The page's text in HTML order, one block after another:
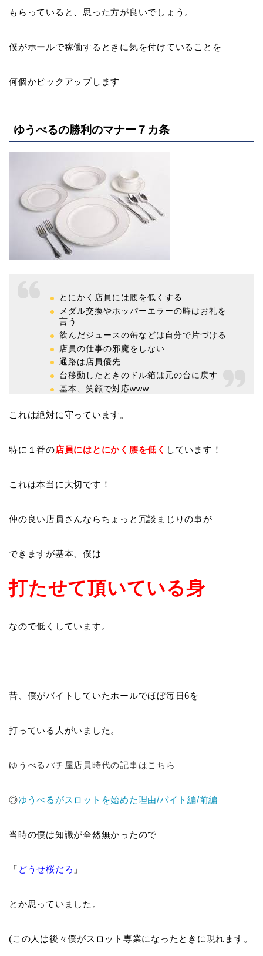
もらっていると、思った方が良いでしょう。
僕がホールで稼働するときに気を付けていることを
何個かピックアップします
ゆうべるの勝利のマナー７カ条
とにかく店員には腰を低くする
メダル交換やホッパーエラーの時はお礼を
言う
飲んだジュースの缶などは自分で片づける
店員の仕事の邪魔をしない
通路は店員優先
台移動したときのドル箱は元の台に戻す
基本、笑顔で対応www
これは絶対に守っています。
特に１番の店員にはとにかく腰を低く しています！
これは本当に大切です！
仲の良い店員さんならちょっと冗談まじりの事が
できますが基本、僕は
打たせて頂いている身
なので低くしています。
昔、僕がバイトしていたホールでほぼ毎日6を
打っている人がいました。
ゆうべるパチ屋店員時代の記事はこちら
◎ゆうべるがスロットを始めた理由/バイト編/前編
当時の僕は知識が全然無かったので
「 どうせ桜だろ 」
とか思っていました。
(この人は後々僕がスロット専業になったときに現れます。